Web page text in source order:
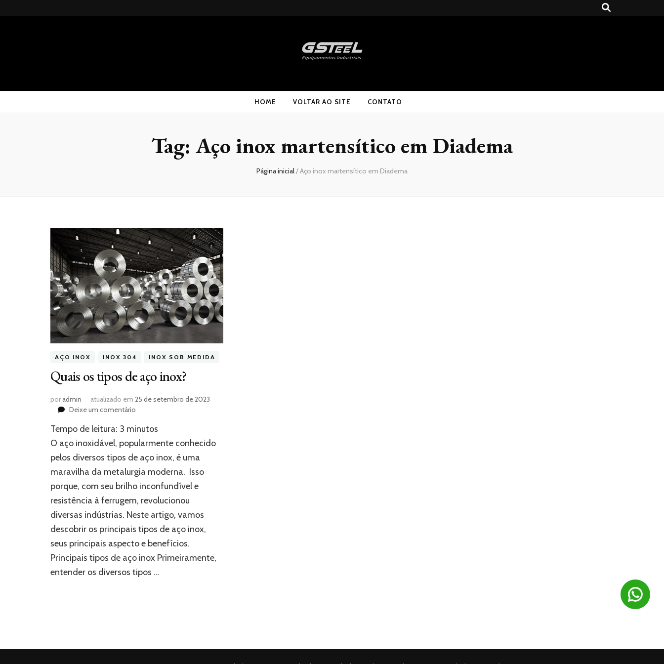
Gsteel HOME VOLTAR AO SITE CONTATO
Tag: Aço inox martensítico em Diadema
Página inicial/Aço inox martensítico em Diadema
AÇO INOX INOX 304 INOX SOB MEDIDA
Quais os tipos de aço inox?
poradmin atualizado em 25 de setembro de 2023
Deixe um comentário
os
tipos
aço
inox?
Tempo de leitura: 3 minutos
O aço inoxidável, popularmente conhecido
pelos diversos tipos de aço inox, é uma
maravilha da metalurgia moderna. Isso
porque, com seu brilho inconfundível e
resistência à ferrugem, revolucionou
diversas indústrias. Neste artigo, vamos
descobrir os principais tipos de aço inox,
seus principais aspecto e benefícios.
Principais tipos de aço inox Primeiramente,
entender os diversos tipos …